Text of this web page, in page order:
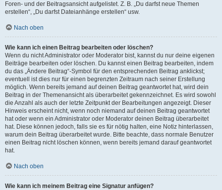
Foren- und der Beitragsansicht aufgelistet. Z. B. „Du darfst neue Themen
erstellen“, „Du darfst Dateianhänge erstellen“ usw.
Nach oben
Wie kann ich einen Beitrag bearbeiten oder löschen?
Wenn du nicht Administrator oder Moderator bist, kannst du nur deine eigenen
Beiträge bearbeiten oder löschen. Du kannst einen Beitrag bearbeiten, indem
du das „Ändere Beitrag“-Symbol für den entsprechenden Beitrag anklickst;
eventuell ist dies nur für einen begrenzten Zeitraum nach seiner Erstellung
möglich. Wenn bereits jemand auf deinen Beitrag geantwortet hat, wird dein
Beitrag in der Themenansicht als überarbeitet gekennzeichnet. Es wird sowohl
die Anzahl als auch der letzte Zeitpunkt der Bearbeitungen angezeigt. Dieser
Hinweis erscheint nicht, wenn noch niemand auf deinen Beitrag geantwortet
hat oder wenn ein Administrator oder Moderator deinen Beitrag überarbeitet
hat. Diese können jedoch, falls sie es für nötig halten, eine Notiz hinterlassen,
warum dein Beitrag überarbeitet wurde. Bitte beachte, dass normale Benutzer
einen Beitrag nicht löschen können, wenn bereits jemand darauf geantwortet
hat.
Nach oben
Wie kann ich meinem Beitrag eine Signatur anfügen?